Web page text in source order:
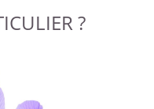
?